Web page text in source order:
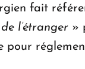
fait
l’étranger »
pour